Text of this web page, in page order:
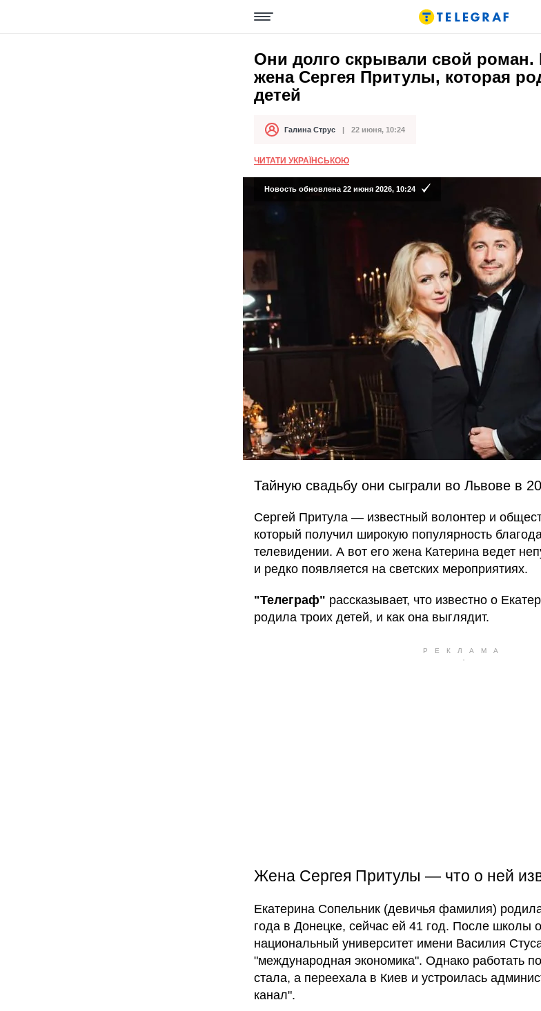
Они долго скрывали свой роман.
жена Сергея Притулы, которая
детей
АвторГалина Струс
Дата публикации 22 июня, 10:24
ЧИТАТИ УКРАЇНСЬКОЮ
Новость обновлена 22 июня 2026, 10:24
Тайную свадьбу они сыграли во Львове в
Сергей Притула — известный волонтер и
который получил широкую популярность
телевидении. А вот его жена Катерина ведет
и редко появляется на светских мероприятиях.
"Телеграф" рассказывает, что известно о
родила троих детей, и как она выглядит.
Жена Сергея Притулы — что о ней
Екатерина Сопельник (девичья фамилия)
года в Донецке, сейчас ей 41 год. После школы
национальный университет имени Василия
"международная экономика". Однако работать
стала, а переехала в Киев и устроилась
канал".